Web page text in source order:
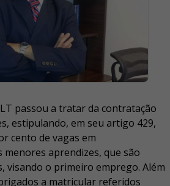
passou a tratar da contratação
estipulando, em seu artigo 429,
cento de vagas em
menores aprendizes, que são
visando o primeiro emprego. Além
a matricular referidos